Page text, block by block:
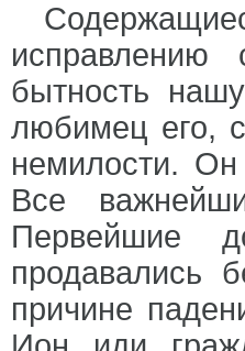
исправлению
бытность
любимец его,
немилости.
Все
Первейшие
продавались
причине